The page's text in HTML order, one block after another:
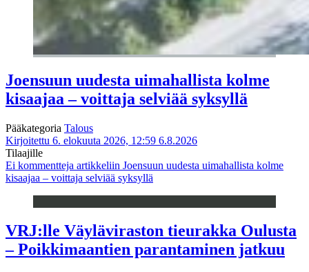
Joensuun uudesta uimahallista kolme
kisaajaa – voittaja selviää syksyllä
Pääkategoria Talous
Kirjoitettu 6. elokuuta 2026, 12:59 6.8.2026
Tilaajille
Ei kommentteja artikkeliin Joensuun uudesta uimahallista kolme
kisaajaa – voittaja selviää syksyllä
VRJ:lle Väyläviraston tieurakka Oulusta
– Poikkimaantien parantaminen jatkuu